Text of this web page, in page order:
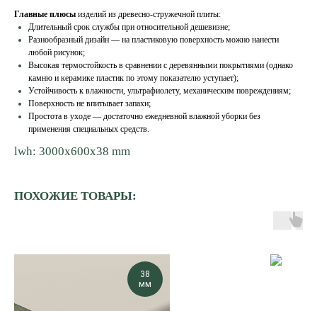
Главные плюсы изделий из древесно-стружечной плиты:
Длительный срок службы при относительной дешевизне;
Разнообразный дизайн — на пластиковую поверхность можно нанести
любой рисунок;
Высокая термостойкость в сравнении с деревянными покрытиями (однако
камню и керамике пластик по этому показателю уступает);
Устойчивость к влажности, ультрафиолету, механическим повреждениям;
Поверхность не впитывает запахи;
Простота в уходе — достаточно ежедневной влажной уборки без
применения специальных средств.
lwh: 3000x600x38 mm
ПОХОЖИЕ ТОВАРЫ:
38
мм